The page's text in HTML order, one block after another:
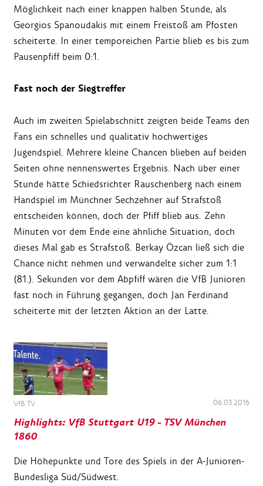
Möglichkeit nach einer knappen halben Stunde, als
Georgios Spanoudakis mit einem Freistoß am Pfosten
scheiterte. In einer temporeichen Partie blieb es bis zum
Pausenpfiff beim 0:1.
Fast noch der Siegtreffer
Auch im zweiten Spielabschnitt zeigten beide Teams den
Fans ein schnelles und qualitativ hochwertiges
Jugendspiel. Mehrere kleine Chancen blieben auf beiden
Seiten ohne nennenswertes Ergebnis. Nach über einer
Stunde hätte Schiedsrichter Rauschenberg nach einem
Handspiel im Münchner Sechzehner auf Strafstoß
entscheiden können, doch der Pfiff blieb aus. Zehn
Minuten vor dem Ende eine ähnliche Situation, doch
dieses Mal gab es Strafstoß. Berkay Özcan ließ sich die
Chance nicht nehmen und verwandelte sicher zum 1:1
(81.). Sekunden vor dem Abpfiff wären die VfB Junioren
fast noch in Führung gegangen, doch Jan Ferdinand
scheiterte mit der letzten Aktion an der Latte.
VfB TV 06.03.2016
Highlights: VfB Stuttgart U19 - TSV München
1860
Die Höhepunkte und Tore des Spiels in der A-Junioren-
Bundesliga Süd/Südwest.